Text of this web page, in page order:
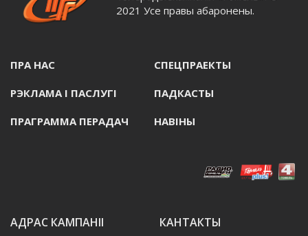
2021 Усе правы абаронены.
ПРА НАС СПЕЦПРАЕКТЫ
РЭКЛАМА I ПАСЛУГI ПАДКАСТЫ
ПРАГРАММА ПЕРАДАЧ НАВIНЫ
АДРАС КАМПАНІІ КАНТАКТЫ